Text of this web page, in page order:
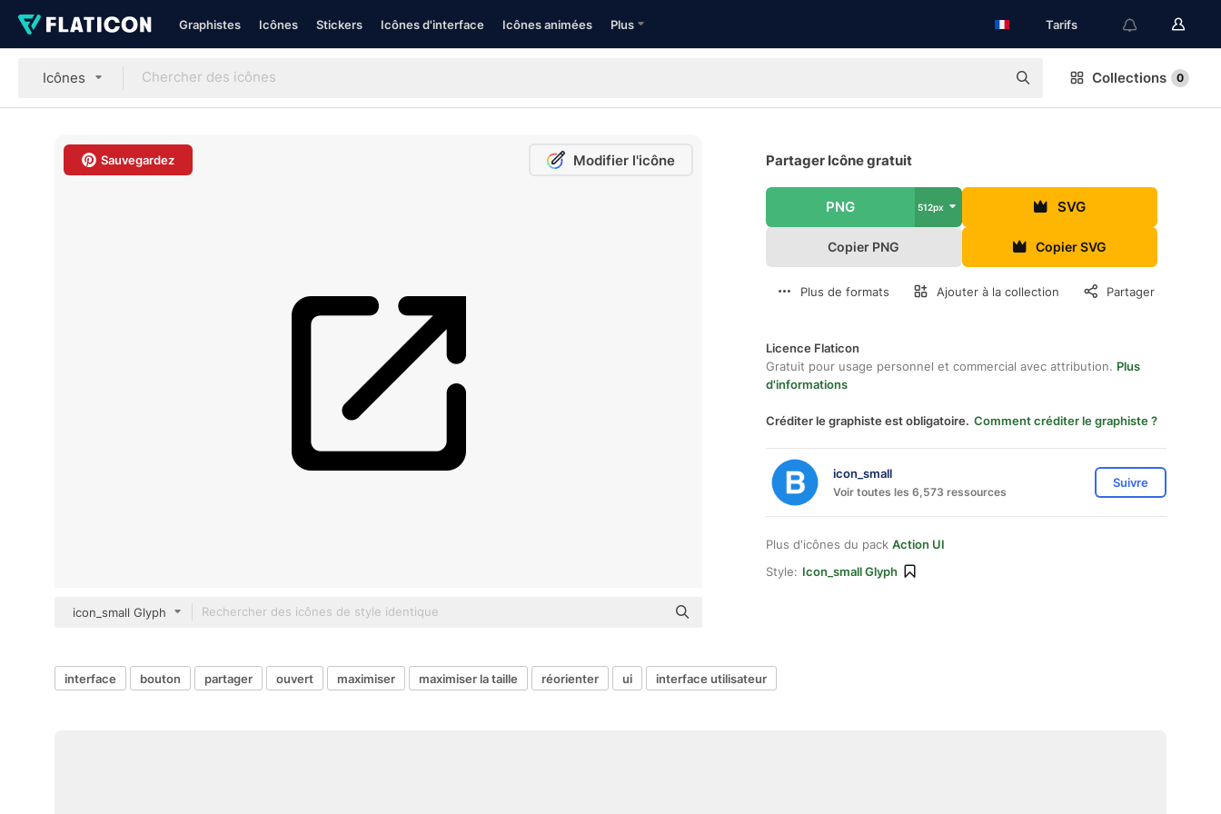
Graphistes Icônes Stickers Icônes d'interface Icônes animées Plus Tarifs
Icônes Collections 0
Sauvegardez Modifier l'icône
icon_small Glyph
Partager Icône gratuit
PNG 512px SVG
Copier PNG Copier SVG
Plus de formats Ajouter à la collection Partager
Licence Flaticon
Gratuit pour usage personnel et commercial avec attribution. Plus
d'informations
Créditer le graphiste est obligatoire. Comment créditer le graphiste ?
icon_small
Voir toutes les 6,573 ressources
Suivre
Plus d'icônes du pack Action UI
Style: Icon_small Glyph
interface bouton partager ouvert maximiser maximiser la taille réorienter ui interface utilisateur